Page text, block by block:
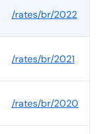
/rates/br/2022
/rates/br/2021
/rates/br/2020